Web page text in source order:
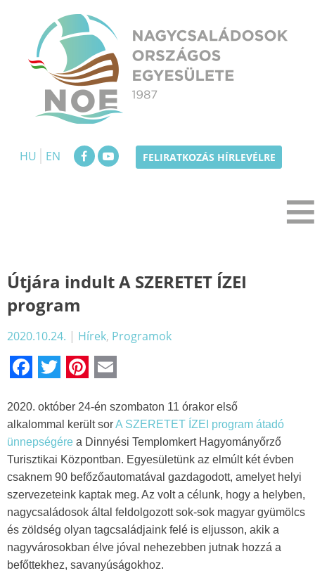
content
HU
EN FELIRATKOZÁS HÍRLEVÉLRE
Útjára indult A SZERETET ÍZEI
program
2020.10.24. | Hírek, Programok
Facebook
TwitterPinterest
2020. október 24-én szombaton 11 órakor első
alkalommal került sorA SZERETET ÍZEI program átadó
ünnepségére a Dinnyési Templomkert Hagyományőrző
Turisztikai Központban. Egyesületünk az elmúlt két évben
csaknem 90 befőzőautomatával gazdagodott, amelyet helyi
szervezeteink kaptak meg. Az volt a célunk, hogy a helyben,
nagycsaládosok által feldolgozott sok-sok magyar gyümölcs
és zöldség olyan tagcsaládjaink felé is eljusson, akik a
nagyvárosokban élve jóval nehezebben jutnak hozzá a
befőttekhez, savanyúságokhoz.